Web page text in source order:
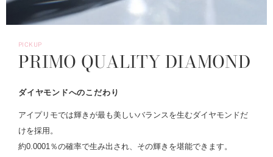
PICKUP
PRIMO QUALITY DIAMOND
ダイヤモンドへのこだわり
アイプリモでは輝きが最も美しいバランスを生むダイヤモンドだ
けを採用。
約0.0001％の確率で生み出され、その輝きを堪能できます。